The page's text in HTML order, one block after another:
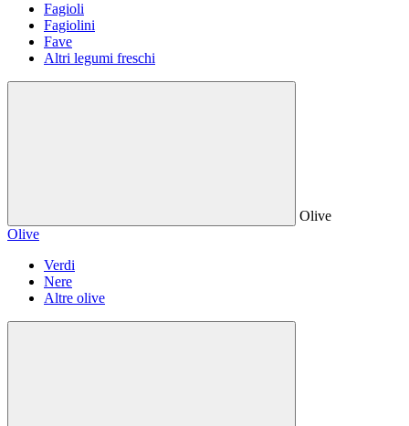
Fagioli
Fagiolini
Fave
Altri legumi freschi
Olive
Olive
Verdi
Nere
Altre olive